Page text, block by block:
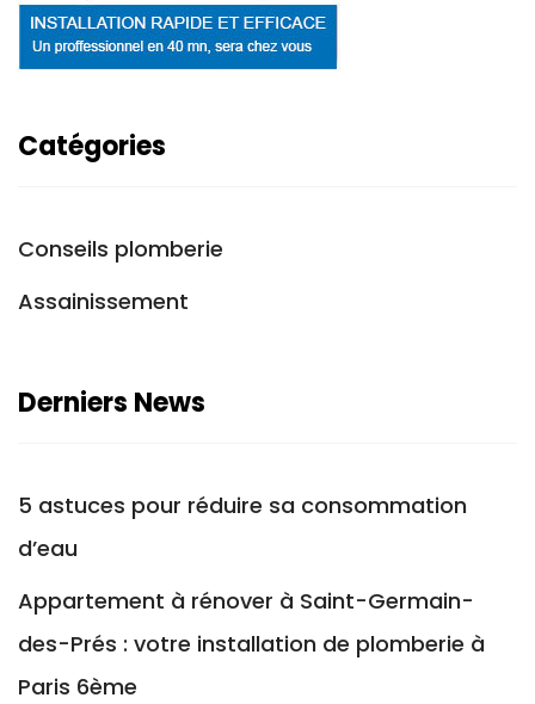
Catégories
Conseils plomberie
Assainissement
Derniers News
5 astuces pour réduire sa consommation
d’eau
Appartement à rénover à Saint-Germain-
des-Prés : votre installation de plomberie à
Paris 6ème